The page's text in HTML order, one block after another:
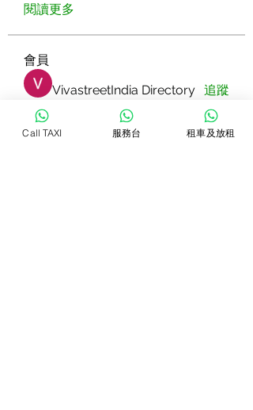
閱讀更多
會員
VivastreetIndia Directory 追蹤
Dorable yong 追蹤
Call TAXI 服務台 租車及放租